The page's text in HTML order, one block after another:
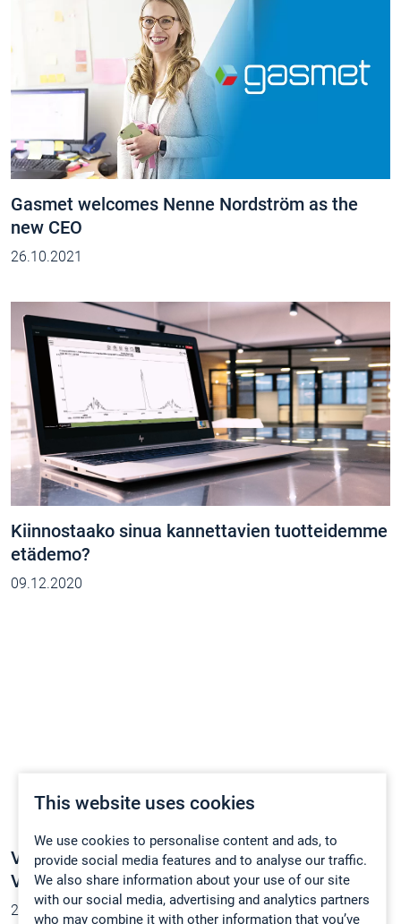
This website uses cookies
We use cookies to personalise content and ads, to
provide social media features and to analyse our traffic.
We also share information about your use of our site
with our social media, advertising and analytics partners
who may combine it with other information that you’ve
Gasmet welcomes Nenne Nordström as the
new CEO
26.10.2021
Kiinnostaako sinua kannettavien tuotteidemme
etädemo?
09.12.2020
Videokierros Gasmetin pääkonttorissa
Vantaalla!
29.10.2020